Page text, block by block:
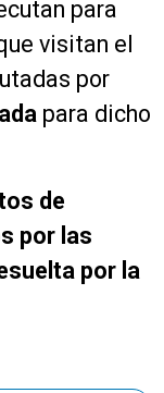
para
visitan el
por
para dicho
de
por las
por la